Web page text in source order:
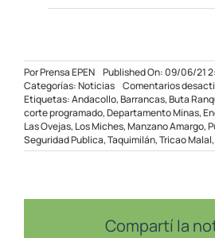
PorPrensa EPEN Published On: 09/06/21
Categorías:Noticias Comentarios
Etiquetas:Andacollo,Barrancas,Buta
corte programado,Departamento Minas,
Las Ovejas, Los Miches,Manzano Amargo,
Seguridad Publica,Taquimilán,Tricao Malal,
Compartí la